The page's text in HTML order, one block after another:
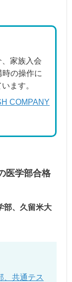
家族入会
の操作に
ます。
COMPANY
医学部合格
部、久留米大
、共通テス